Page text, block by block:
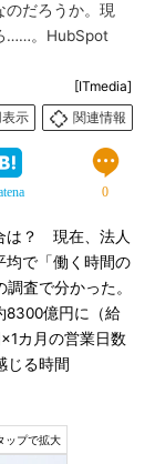
のだろうか。現
……。HubSpot
[ITmedia]
示
関連情報
0
は？ 現在、法人
均で「働く時間の
査で分かった。
8300億円に（給
カ月の営業日数
じる時間